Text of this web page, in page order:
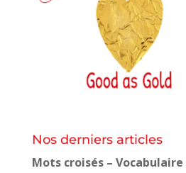
Nos derniers articles
Mots croisés – Vocabulaire